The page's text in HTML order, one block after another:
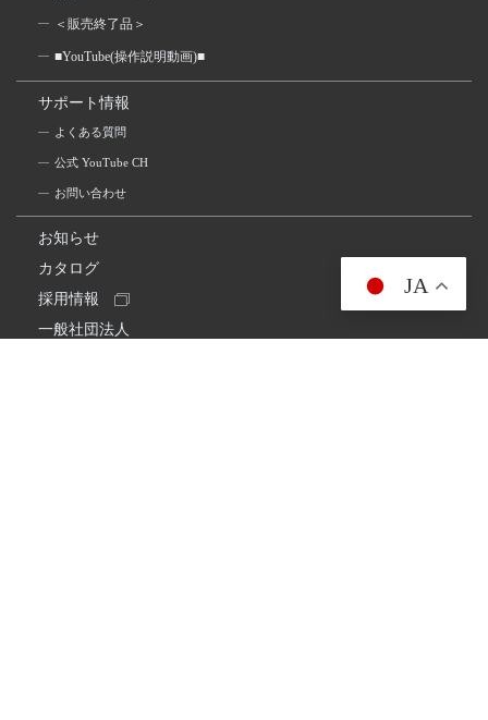
＜販売終了品＞
■YouTube(操作説明動画)■
サポート情報
よくある質問
公式 YouTube CH
お問い合わせ
お知らせ
カタログ
採用情報
一般社団法人
JA